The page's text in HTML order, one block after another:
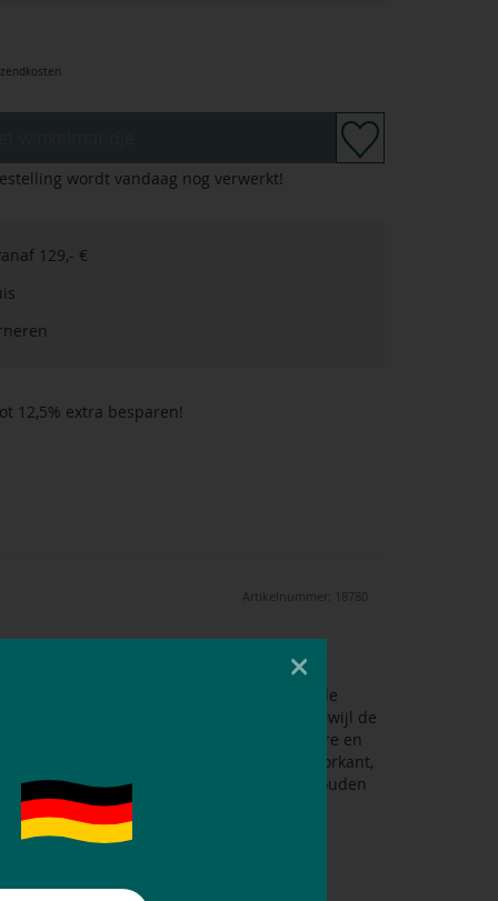
wordt vandaag nog verwerkt!
129,- €
12,5% extra besparen!
Artikelnummer: 18780
materiaal met synthetisch dons in de
dat je je supercomfortabel voelt, terwijl de
met magnetische sluiting zijn ook populaire en
met drukknoopsluiting aan de voorkant,
bewegingen. Je kunt je handen warm houden
×